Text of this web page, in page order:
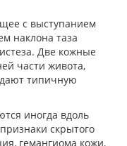
с выступанием
наклона таза
Две кожные
части живота,
типичную
иногда вдоль
скрытого
гемангиома кожи,